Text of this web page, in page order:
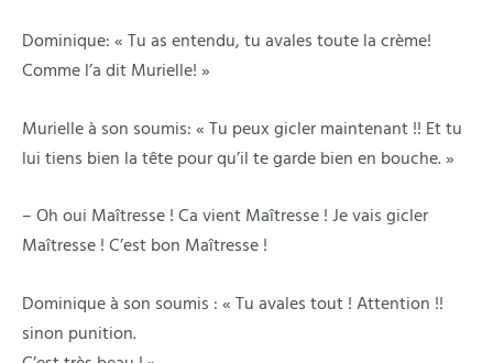
Dominique: « Tu as entendu, tu avales toute la crème!
Comme l’a dit Murielle! »
Murielle à son soumis: « Tu peux gicler maintenant !! Et tu
lui tiens bien la tête pour qu’il te garde bien en bouche. »
– Oh oui Maîtresse ! Ca vient Maîtresse ! Je vais gicler
Maîtresse ! C’est bon Maîtresse !
Dominique à son soumis : « Tu avales tout ! Attention !!
sinon punition.